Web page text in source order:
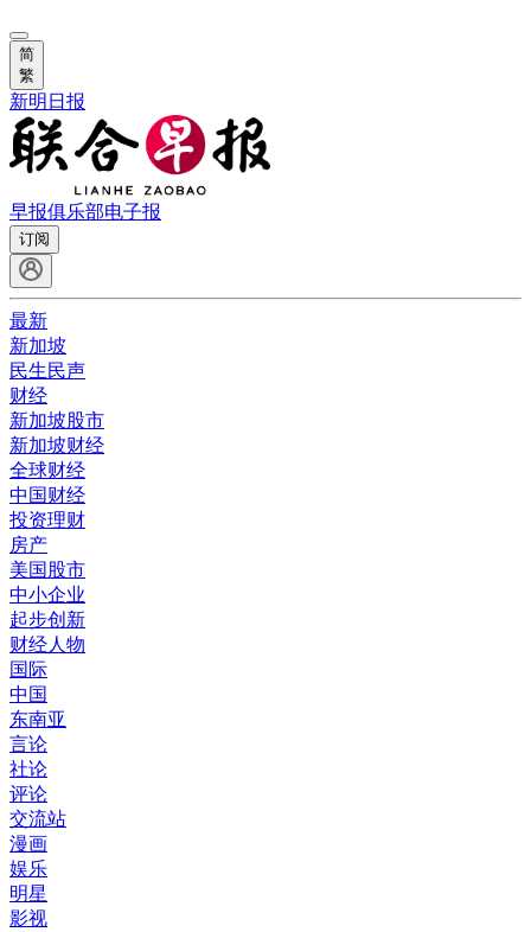
简
繁
新明日报
早报俱乐部电子报
订阅
最新
新加坡
民生民声
财经
新加坡股市
新加坡财经
全球财经
中国财经
投资理财
房产
美国股市
中小企业
起步创新
财经人物
国际
中国
东南亚
言论
社论
评论
交流站
漫画
娱乐
明星
影视